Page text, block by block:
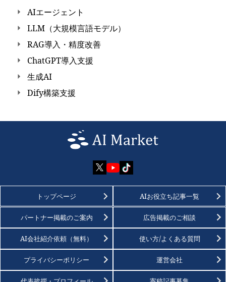
AIエージェント
LLM（大規模言語モデル）
RAG導入・精度改善
ChatGPT導入支援
生成AI
Dify構築支援
トップページ AIお役立ち記事一覧
パートナー掲載のご案内 広告掲載のご相談
AI会社紹介依頼（無料） 使い方/よくある質問
プライバシーポリシー 運営会社